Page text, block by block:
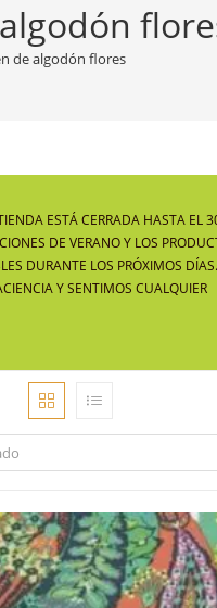
de algodón flores
ESTÁ CERRADA HASTA EL
DE VERANO Y LOS
DURANTE LOS PRÓXIMOS DÍAS.
Y SENTIMOS CUALQUIER